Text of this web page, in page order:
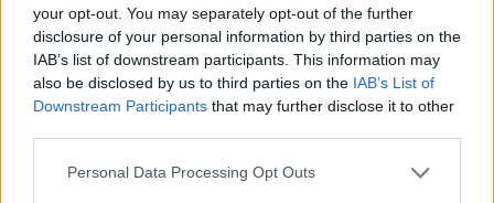
your opt-out. You may separately opt-out of the further
disclosure of your personal information by third parties on the
IAB’s list of downstream participants. This information may
also be disclosed by us to third parties on the IAB’s List of
Downstream Participants that may further disclose it to other
Personal Data Processing Opt Outs
Norvegija šiurpsta: emigranto šlovė slėpė
baisią istoriją
Bendraukime 2016-06-14